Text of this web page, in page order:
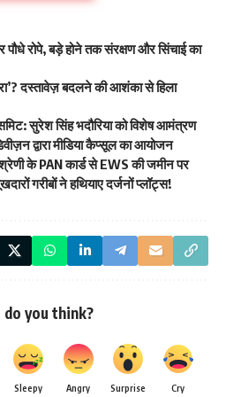
पौधे रोपे, बड़े होने तक संरक्षण और सिंचाई का
दस्तावेज़ बदलने की आशंका से हिला
सुरेश सिंह भदौरिया को विशेष आमंत्रण
द्वारा मीडिया कैप्सूल का आयोजन
के PAN कार्ड से EWS की जमीन पर
गरीबों ने हथियाए दर्जनों प्लॉट्स!
you think?
Sleepy Angry Surprise Cry